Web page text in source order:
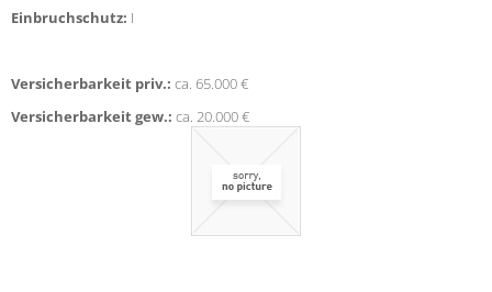
Einbruchschutz: I
Versicherbarkeit priv.: ca. 65.000 €
Versicherbarkeit gew.: ca. 20.000 €